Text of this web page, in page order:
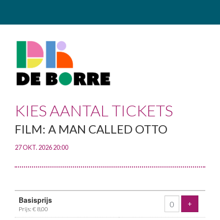
KIES AANTAL TICKETS
FILM: A MAN CALLED OTTO
27 OKT. 2026 20:00
Aantal
Basisprijs
Prijs: € 8,00
+